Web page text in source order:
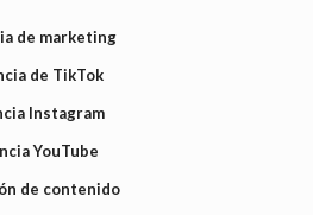
de marketing
de TikTok
Instagram
YouTube
de contenido